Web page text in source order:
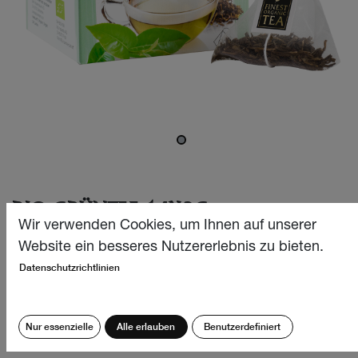
BIO GRÜNTEE 14X2G
Dieser erfrischende und belebende Bio Grüntee stammt
Genuss pur für GrünteeliebhaberInnen!
CHF6.40
Wir verwenden Cookies, um Ihnen auf unserer
Website ein besseres Nutzererlebnis zu bieten.
Datenschutzrichtlinien
Nur essenzielle Alle erlauben Benutzerdefiniert